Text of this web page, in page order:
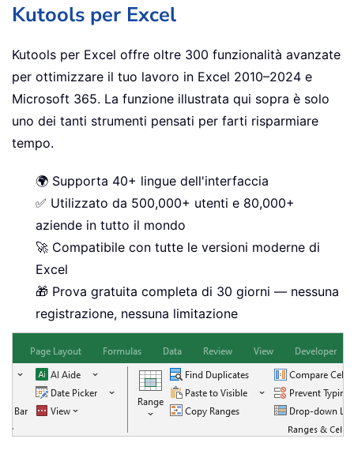
Kutools per Excel
Kutools per Excel offre oltre 300 funzionalità avanzate
per ottimizzare il tuo lavoro in Excel 2010–2024 e
Microsoft 365. La funzione illustrata qui sopra è solo
uno dei tanti strumenti pensati per farti risparmiare
tempo.
🌍 Supporta 40+ lingue dell'interfaccia
✅ Utilizzato da 500,000+ utenti e 80,000+
aziende in tutto il mondo
🚀 Compatibile con tutte le versioni moderne di
Excel
🎁 Prova gratuita completa di 30 giorni — nessuna
registrazione, nessuna limitazione